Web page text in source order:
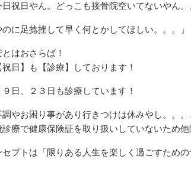
日祝日やん。どっこも接骨院空いてないやん。
のに足捻挫して早く何とかしてほしい。。。」
はおさらば！
日】も【診療】しております！
９日、２３日も診療しています！
やお困り事があり行きつけは休みやし。。
療で健康保険証を取り扱いしていないため他
プトは「限りある人生を楽しく過ごすための